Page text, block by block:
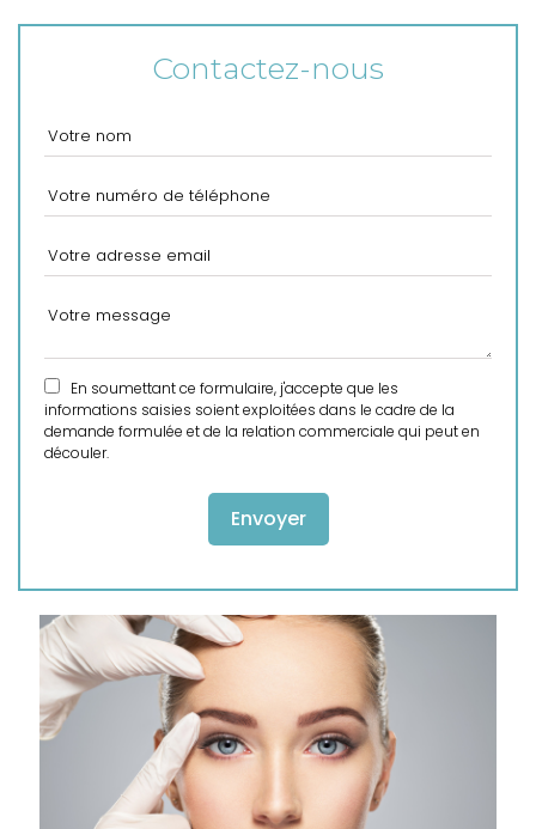
Contactez-nous
En soumettant ce formulaire, j'accepte que les
informations saisies soient exploitées dans le cadre de la
demande formulée et de la relation commerciale qui peut en
découler.